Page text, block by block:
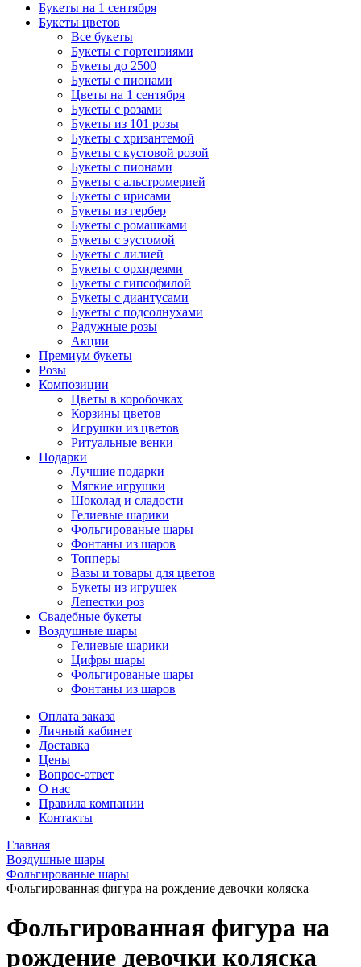
Букеты на 1 сентября
Букеты цветов
Все букеты
Букеты с гортензиями
Букеты до 2500
Букеты с пионами
Цветы на 1 сентября
Букеты с розами
Букеты из 101 розы
Букеты с хризантемой
Букеты с кустовой розой
Букеты с пионами
Букеты с альстромерией
Букеты с ирисами
Букеты из гербер
Букеты с ромашками
Букеты с эустомой
Букеты с лилией
Букеты с орхидеями
Букеты с гипсофилой
Букеты с диантусами
Букеты с подсолнухами
Радужные розы
Акции
Премиум букеты
Розы
Композиции
Цветы в коробочках
Корзины цветов
Игрушки из цветов
Ритуальные венки
Подарки
Лучшие подарки
Мягкие игрушки
Шоколад и сладости
Гелиевые шарики
Фольгированые шары
Фонтаны из шаров
Топперы
Вазы и товары для цветов
Букеты из игрушек
Лепестки роз
Свадебные букеты
Воздушные шары
Гелиевые шарики
Цифры шары
Фольгированые шары
Фонтаны из шаров
Оплата заказа
Личный кабинет
Доставка
Цены
Вопрос-ответ
О нас
Правила компании
Контакты
Главная
Воздушные шары
Фольгированые шары
Фольгированная фигура на рождение девочки коляска
Фольгированная фигура на
рождение девочки коляска